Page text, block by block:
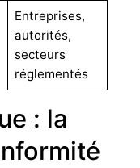
Entreprises,
autorités,
secteurs
réglementés
: la